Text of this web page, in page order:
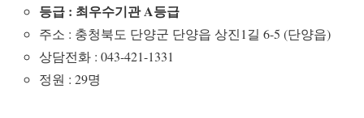
등급 : 최우수기관 A등급
주소 : 충청북도 단양군 단양읍 상진1길 6-5 (단양읍)
상담전화 : 043-421-1331
정원 : 29명